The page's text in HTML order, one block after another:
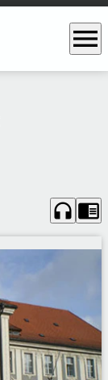
menu
headphones chrome_reader_mode